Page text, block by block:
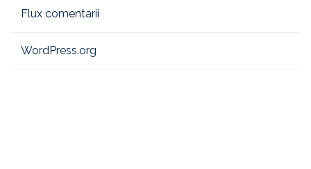
Flux comentarii
WordPress.org